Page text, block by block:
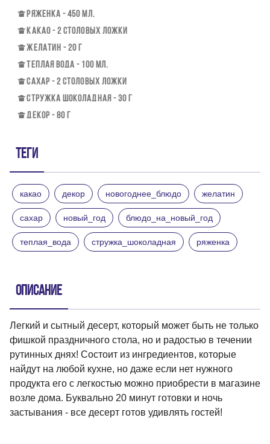
РЯЖЕНКА - 450 МЛ.
КАКАО - 2 СТОЛОВЫХ ЛОЖКИ
ЖЕЛАТИН - 20 Г
ТЕПЛАЯ ВОДА - 100 МЛ.
САХАР - 2 СТОЛОВЫХ ЛОЖКИ
СТРУЖКА ШОКОЛАДНАЯ - 30 Г
ДЕКОР - 80 Г
Теги
какао декор новогоднее_блюдо желатин
сахар новый_год блюдо_на_новый_год
теплая_вода стружка_шоколадная ряженка
Описание
Легкий и сытный десерт, который может быть не только
фишкой праздничного стола, но и радостью в течении
рутинных днях! Состоит из ингредиентов, которые
найдут на любой кухне, но даже если нет нужного
продукта его с легкостью можно приобрести в магазине
возле дома. Буквально 20 минут готовки и ночь
застывания - все десерт готов удивлять гостей!